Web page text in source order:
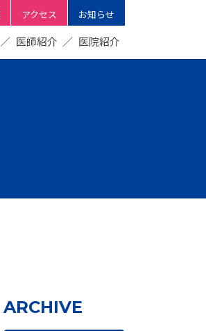
アクセス お知らせ
医師紹介 医院紹介
ARCHIVE